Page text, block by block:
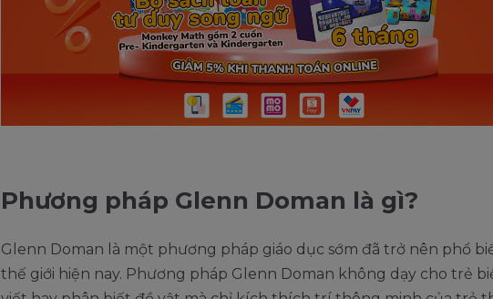
Phương pháp Glenn Doman là gì?
Glenn Doman là một phương pháp giáo dục sớm đã trở nên phổ
thế giới hiện nay. Phương pháp Glenn Doman không dạy cho trẻ